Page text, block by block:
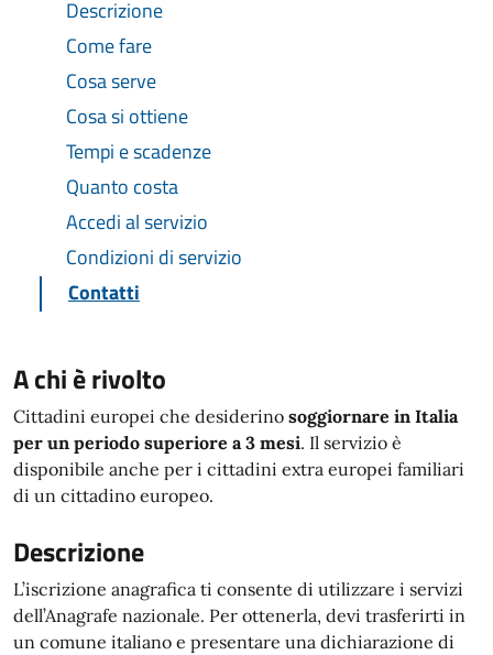
Descrizione
Come fare
Cosa serve
Cosa si ottiene
Tempi e scadenze
Quanto costa
Accedi al servizio
Condizioni di servizio
Contatti
A chi è rivolto
Cittadini europei che desiderino soggiornare in Italia
per un periodo superiore a 3 mesi. Il servizio è
disponibile anche per i cittadini extra europei familiari
di un cittadino europeo.
Descrizione
L’iscrizione anagrafica ti consente di utilizzare i servizi
dell’Anagrafe nazionale. Per ottenerla, devi trasferirti in
un comune italiano e presentare una dichiarazione di